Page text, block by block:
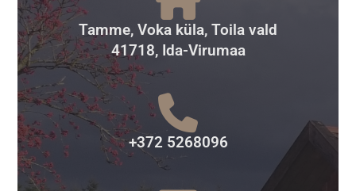
Tamme, Voka küla, Toila vald
41718, Ida-Virumaa
+372 5268096